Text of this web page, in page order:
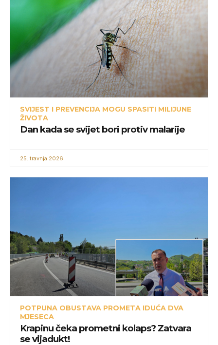
SVIJEST I PREVENCIJA MOGU SPASITI MILIJUNE
ŽIVOTA
Dan kada se svijet bori protiv malarije
25. travnja 2026.
POTPUNA OBUSTAVA PROMETA IDUĆA DVA
MJESECA
Krapinu čeka prometni kolaps? Zatvara
se vijadukt!